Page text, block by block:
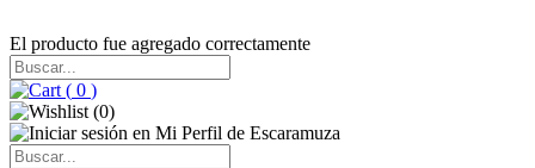
El producto fue agregado correctamente
( 0 )
(0)